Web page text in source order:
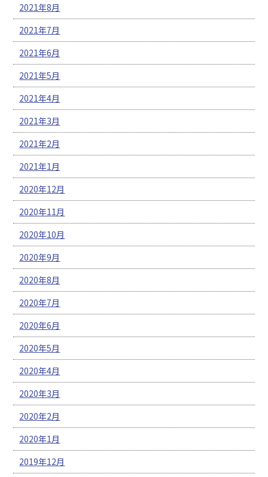
2021年8月
2021年7月
2021年6月
2021年5月
2021年4月
2021年3月
2021年2月
2021年1月
2020年12月
2020年11月
2020年10月
2020年9月
2020年8月
2020年7月
2020年6月
2020年5月
2020年4月
2020年3月
2020年2月
2020年1月
2019年12月